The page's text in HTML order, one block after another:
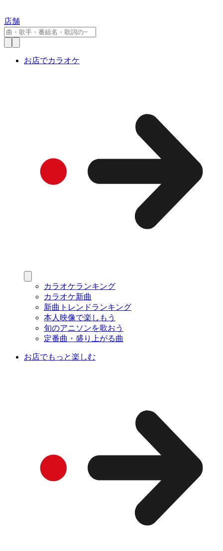
店舗
お店でカラオケ
カラオケランキング
カラオケ新曲
新曲トレンドランキング
本人映像で楽しもう
旬のアニソンを歌おう
定番曲・盛り上がる曲
お店でもっと楽しむ